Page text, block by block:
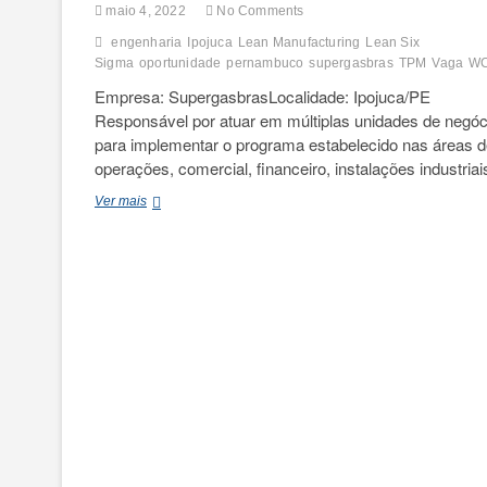
maio 4, 2022 No Comments
engenharia Ipojuca Lean Manufacturing Lean Six
Sigma oportunidade pernambuco supergasbras TPM Vaga
Empresa: SupergasbrasLocalidade: Ipojuca/PE
Responsável por atuar em múltiplas unidades de
para implementar o programa estabelecido nas áreas
operações, comercial, financeiro, instalações
Ver maisConsultor